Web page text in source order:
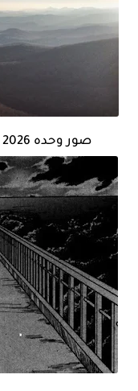
صور وحده 2026 اجمل الصور المعبرة عن الوحده